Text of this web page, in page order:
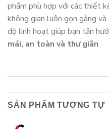
phẩm phù hợp với các thiết
không gian luôn gọn gàng
độ linh hoạt giúp bạn tận
mái, an toàn và thư giãn.
SẢN PHẨM TƯƠNG TỰ